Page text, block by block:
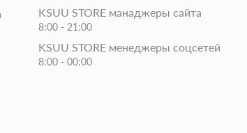
KSUU STORE манаджеры сайта
8:00 - 21:00
KSUU STORE менеджеры соцсетей
8:00 - 00:00